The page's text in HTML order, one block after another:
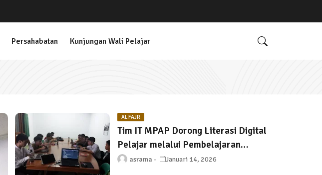
Persahabatan Kunjungan Wali Pelajar
AL FAJR
Tim IT MPAP Dorong Literasi Digital
Pelajar melalui Pembelajaran
Coding Berbasis Proyek
asrama Januari 14, 2026